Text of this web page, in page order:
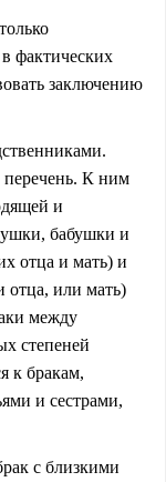
фактических
заключению
перечень. К ним
и
бабушки и
отца и мать) и
или мать)
между
степеней
к бракам,
и сестрами,
с близкими